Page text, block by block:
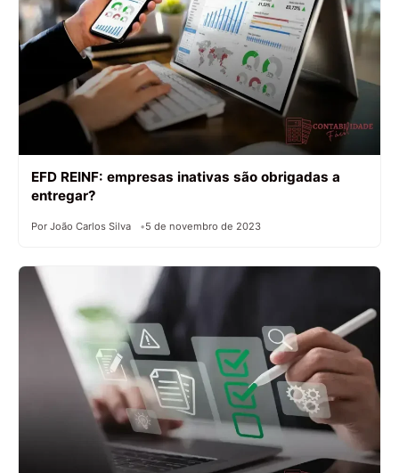
EFD REINF: empresas inativas são obrigadas a
entregar?
Por João Carlos Silva 5 de novembro de 2023